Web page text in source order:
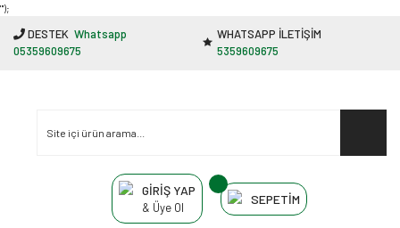
"');
DESTEK Whatsapp
05359609675
WHATSAPP İLETİŞİM
5359609675
GİRİŞ YAP
& Üye Ol
SEPETİM